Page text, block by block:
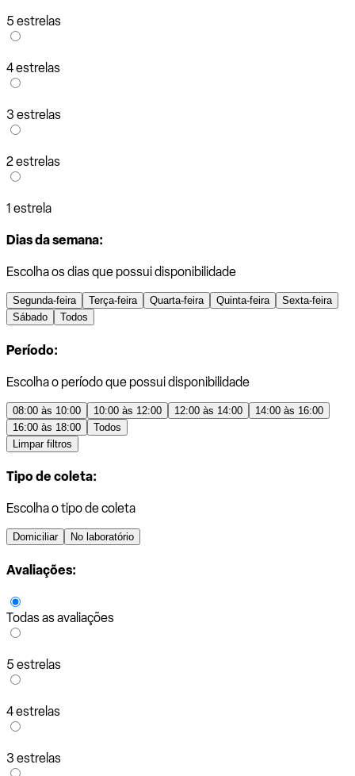
5 estrelas
4 estrelas
3 estrelas
2 estrelas
1 estrela
Dias da semana:
Escolha os dias que possui disponibilidade
Segunda-feira Terça-feira Quarta-feira Quinta-feira
Sexta-feira
Sábado
Todos
Período:
Escolha o período que possui disponibilidade
08:00 às 10:00 10:00 às 12:00 12:00 às 14:00
14:00 às 16:00
16:00 às 18:00
Todos
Limpar filtros
Tipo de coleta:
Escolha o tipo de coleta
Domiciliar No laboratório
Avaliações:
Todas as avaliações
5 estrelas
4 estrelas
3 estrelas